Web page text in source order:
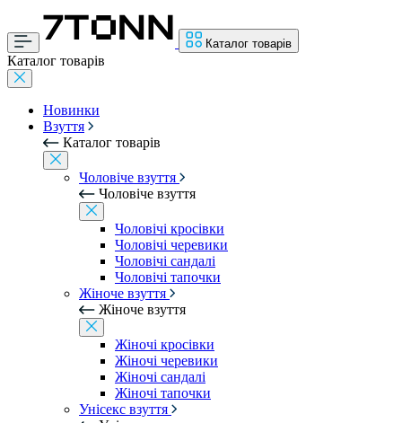
Каталог товарів
Каталог товарів
Новинки
Взуття
Каталог товарів
Чоловіче взуття
Чоловіче взуття
Чоловічі кросівки
Чоловічі черевики
Чоловічі сандалі
Чоловічі тапочки
Жіноче взуття
Жіноче взуття
Жіночі кросівки
Жіночі черевики
Жіночі сандалі
Жіночі тапочки
Унісекс взуття